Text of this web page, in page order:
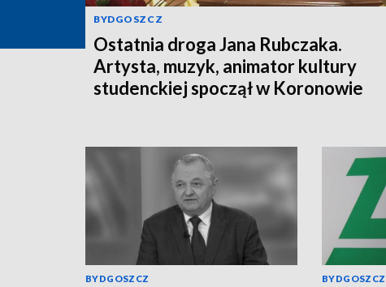
BYDGOSZCZ
Ostatnia droga Jana Rubczaka.
Artysta, muzyk, animator kultury
studenckiej spoczął w Koronowie
BYDGOSZCZ BYDGOSZCZ